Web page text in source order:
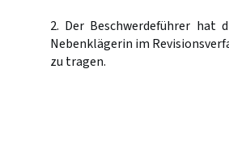
2. Der Beschwerdeführer hat
Nebenklägerin im
zu tragen.